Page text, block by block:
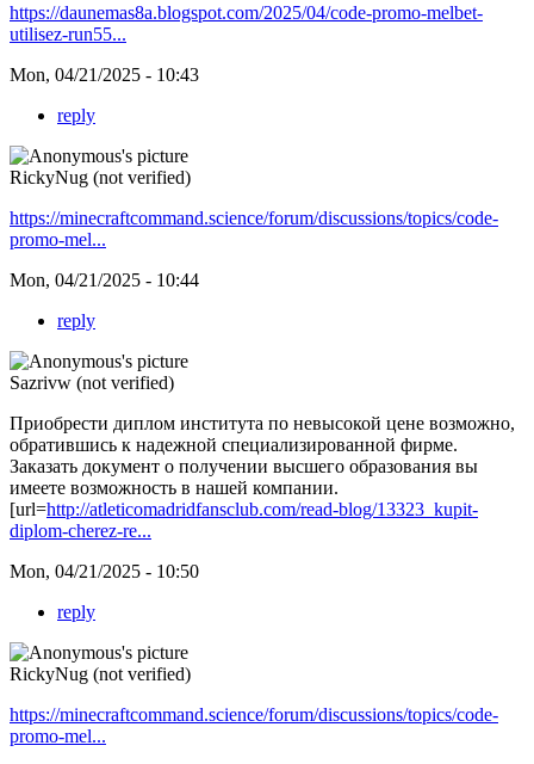
https://daunemas8a.blogspot.com/2025/04/code-promo-melbet-
utilisez-run55...
Mon, 04/21/2025 - 10:43
reply
RickyNug (not verified)
https://minecraftcommand.science/forum/discussions/topics/code-
promo-mel...
Mon, 04/21/2025 - 10:44
reply
Sazrivw (not verified)
Приобрести диплом института по невысокой цене возможно,
обратившись к надежной специализированной фирме.
Заказать документ о получении высшего образования вы
имеете возможность в нашей компании.
[url=http://atleticomadridfansclub.com/read-blog/13323_kupit-
diplom-cherez-re...
Mon, 04/21/2025 - 10:50
reply
RickyNug (not verified)
https://minecraftcommand.science/forum/discussions/topics/code-
promo-mel...